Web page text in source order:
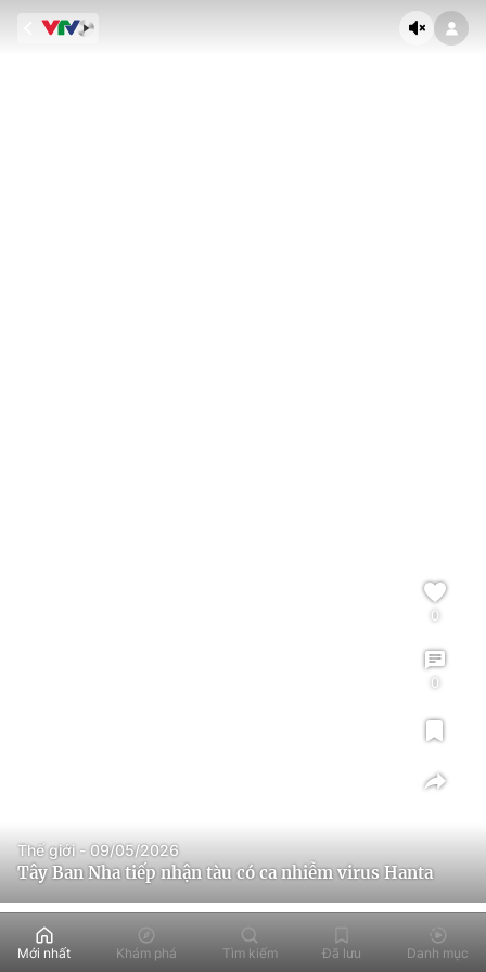
Tây Ban Nha tiếp nhận tàu có ca nhiễm virus Hanta
Thế giới - 09/05/2026
0
0
Mới nhất Khám phá Tìm kiếm Đã lưu Danh mục